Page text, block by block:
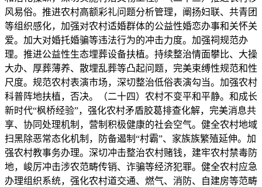
风易俗。推进农村高额彩礼问题分析管理，阐扬妇联、共青团
等组织感化，加强对农村适婚群体的公益性婚恋办事和关怀关
爱。加大对婚托婚骗等违法行为的冲击力度。加强祠规范办
理。推进公益性生态埋葬设备扶植。持续整治情面攀比、大操
大办、厚葬薄养、散埋乱葬等凸起问题，完美束缚性规范和性
尺度。规范农村表演市场，深切整治低俗表演勾当。加强农村
科普阵地扶植，否决。（二十四）农村不变平和平静。和成长
新时代“枫桥经验”，强化农村矛盾胶葛排查化解，完美消息共
享、协同处理机制，营制积极健康的社会空气。健全农村地域
扫黑除恶常态化机制，防备遏制“村霸”、家族族繁殖延伸。加
强农村教事务办理。深切冲击整治农村赌钱，建牢农村禁毒防
地，峻厉冲击涉农范畴传销、诈骗等经济犯罪。健全农村应急
办理组织系统，强化农村道交通、燃气、消防、自建房等范畴